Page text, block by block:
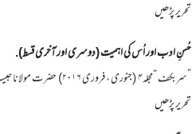
تحریر پڑھیں
حُسنِ ادب اور اُس کی اہمیت (دوسری اور آخری قسط).
”سربکف “مجلہ۴ (جنوری ، فروری ۲۰۱۶) حضرت مولانا حبیب الرحمن اعظمی ﷫ (٣) سفیان بن عینیہ اور فضل بن عیاض دونوںبزرگ حسین جعفی کے شاگرد ت…
تحریر پڑھیں